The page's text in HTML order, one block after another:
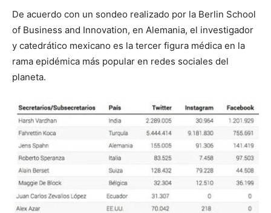
De acuerdo con un sondeo realizado por la Berlin School
of Business and Innovation, en Alemania, el investigador
y catedrático mexicano es la tercer figura médica en la
rama epidémica más popular en redes sociales del
planeta.